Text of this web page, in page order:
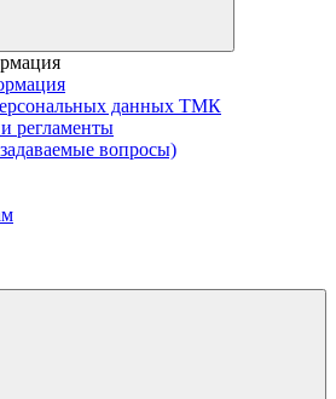
данных ТМК
регламенты
вопросы)